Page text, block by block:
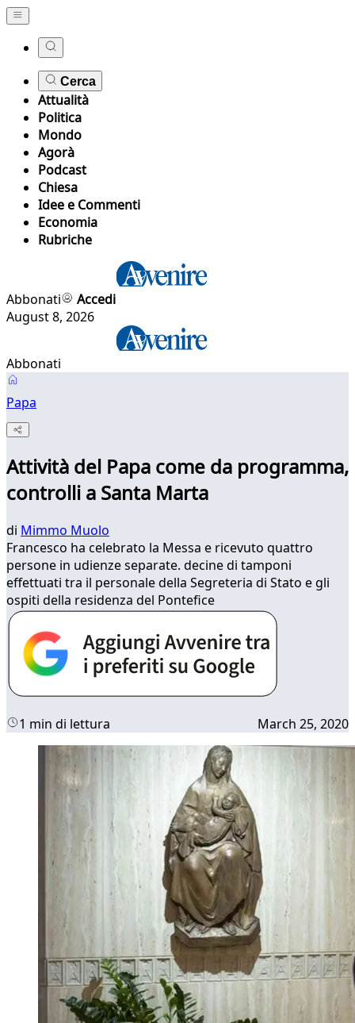
Cerca
Attualità
Politica
Mondo
Agorà
Podcast
Chiesa
Idee e Commenti
Economia
Rubriche
Abbonati
Accedi
August 8, 2026
Abbonati
Papa
Attività del Papa come da programma,
controlli a Santa Marta
di Mimmo Muolo
Francesco ha celebrato la Messa e ricevuto quattro
persone in udienze separate. decine di tamponi
effettuati tra il personale della Segreteria di Stato e gli
ospiti della residenza del Pontefice
1 min di lettura March 25, 2020